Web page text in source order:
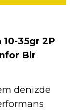
35gr 2P
Bir
denizde